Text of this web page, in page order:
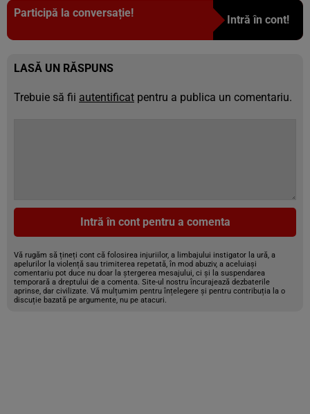
Participă la conversație!
Intră în cont!
LASĂ UN RĂSPUNS
Trebuie să fii autentificat pentru a publica un comentariu.
Intră în cont pentru a comenta
Vă rugăm să țineți cont că folosirea injuriilor, a limbajului instigator la ură, a
apelurilor la violență sau trimiterea repetată, în mod abuziv, a aceluiași
comentariu pot duce nu doar la ștergerea mesajului, ci și la suspendarea
temporară a dreptului de a comenta. Site-ul nostru încurajează dezbaterile
aprinse, dar civilizate. Vă mulțumim pentru înțelegere și pentru contribuția la o
discuție bazată pe argumente, nu pe atacuri.